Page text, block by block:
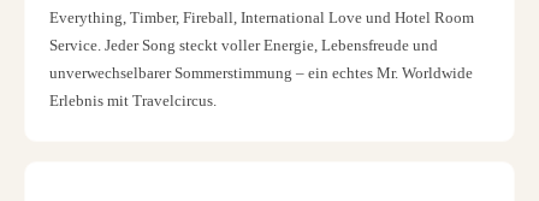
Everything, Timber, Fireball, International Love und Hotel Room
Service. Jeder Song steckt voller Energie, Lebensfreude und
unverwechselbarer Sommerstimmung – ein echtes Mr. Worldwide
Erlebnis mit Travelcircus.